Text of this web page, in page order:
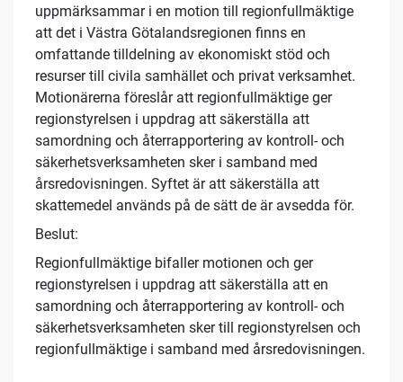
uppmärksammar i en motion till regionfullmäktige
att det i Västra Götalandsregionen finns en
omfattande tilldelning av ekonomiskt stöd och
resurser till civila samhället och privat verksamhet.
Motionärerna föreslår att regionfullmäktige ger
regionstyrelsen i uppdrag att säkerställa att
samordning och återrapportering av kontroll- och
säkerhetsverksamheten sker i samband med
årsredovisningen. Syftet är att säkerställa att
skattemedel används på de sätt de är avsedda för.
Beslut:
Regionfullmäktige bifaller motionen och ger
regionstyrelsen i uppdrag att säkerställa att en
samordning och återrapportering av kontroll- och
säkerhetsverksamheten sker till regionstyrelsen och
regionfullmäktige i samband med årsredovisningen.